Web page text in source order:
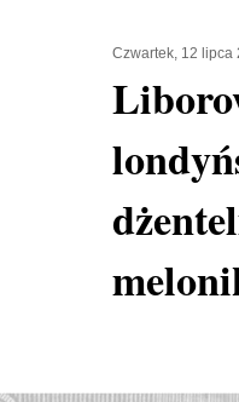
Czwartek, 12 lipca